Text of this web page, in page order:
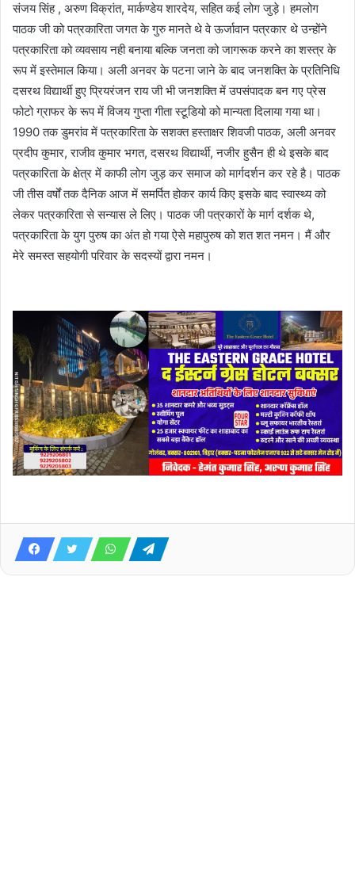
संजय सिंह , अरुण विक्रांत, मार्कण्डेय शारदेय, सहित कई लोग जुड़े। हमलोग
पाठक जी को पत्रकारिता जगत के गुरु मानते थे वे ऊर्जावान पत्रकार थे उन्होंने
पत्रकारिता को व्यवसाय नही बनाया बल्कि जनता को जागरूक करने का शस्त्र के
रूप में इस्तेमाल किया। अली अनवर के पटना जाने के बाद जनशक्ति के प्रतिनिधि
दसरथ विद्यार्थी हुए प्रियरंजन राय जी भी जनशक्ति में उपसंपादक बन गए प्रेस
फोटो ग्राफर के रूप में विजय गुप्ता गीता स्टूडियो को मान्यता दिलाया गया था।
1990 तक डुमरांव में पत्रकारिता के सशक्त हस्ताक्षर शिवजी पाठक, अली अनवर
प्रदीप कुमार, राजीव कुमार भगत, दसरथ विद्यार्थी, नजीर हुसैन ही थे इसके बाद
पत्रकारिता के क्षेत्र में काफी लोग जुड़ कर समाज को मार्गदर्शन कर रहे है। पाठक
जी तीस वर्षों तक दैनिक आज में समर्पित होकर कार्य किए इसके बाद स्वास्थ्य को
लेकर पत्रकारिता से सन्यास ले लिए। पाठक जी पत्रकारों के मार्ग दर्शक थे,
पत्रकारिता के युग पुरुष का अंत हो गया ऐसे महापुरुष को शत शत नमन। मैं और
मेरे समस्त सहयोगी परिवार के सदस्यों द्वारा नमन।